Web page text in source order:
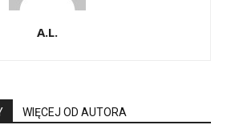
A.L.
WIĘCEJ OD AUTORA